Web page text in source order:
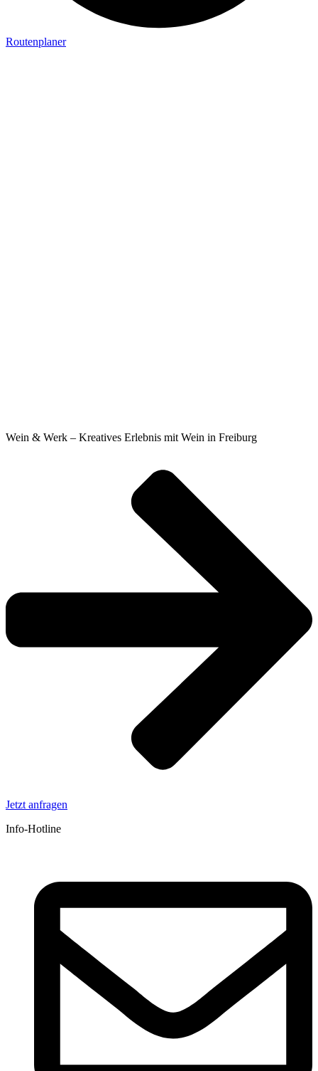
Routenplaner
Wein & Werk – Kreatives Erlebnis mit Wein in Freiburg
Jetzt anfragen
Info-Hotline